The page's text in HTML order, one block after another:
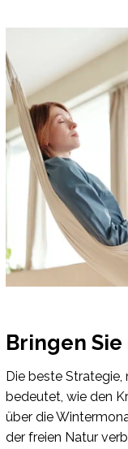
Bringen
Die beste
bedeutet, wie den
über die
der freien Natur